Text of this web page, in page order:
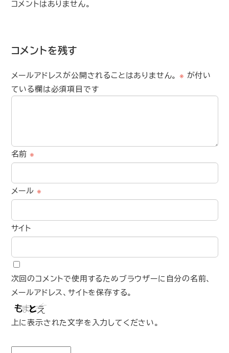
コメントはありません。
コメントを残す
メールアドレスが公開されることはありません。 ※ が付い
ている欄は必須項目です
名前 ※
メール ※
サイト
次回のコメントで使用するためブラウザーに自分の名前、
メールアドレス、サイトを保存する。
上に表示された文字を入力してください。